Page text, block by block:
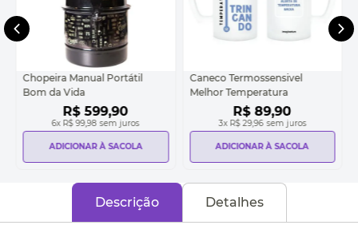
Chopeira Manual Portátil
Bom da Vida
R$ 599,90
6x R$ 99,98 sem juros
ADICIONAR À SACOLA
Caneco Termossensivel
Melhor Temperatura
R$ 89,90
3x R$ 29,96 sem juros
ADICIONAR À SACOLA
Descrição Detalhes